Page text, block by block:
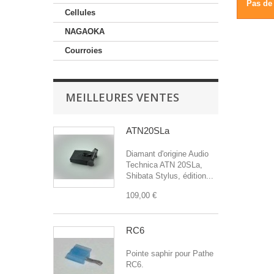
Cellules
NAGAOKA
Courroies
MEILLEURES VENTES
ATN20SLa
Diamant d'origine Audio
Technica ATN 20SLa,
Shibata Stylus, édition...
109,00 €
RC6
Pointe saphir pour Pathe
RC6.
Pas